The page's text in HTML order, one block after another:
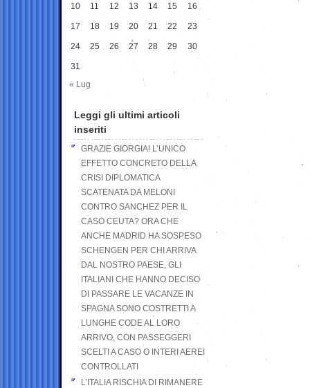
10 11 12 13 14 15 16
17 18 19 20 21 22 23
24 25 26 27 28 29 30
31
« Lug
Leggi gli ultimi articoli
inseriti
GRAZIE GIORGIA! L’UNICO
EFFETTO CONCRETO DELLA
CRISI DIPLOMATICA
SCATENATA DA MELONI
CONTRO SANCHEZ PER IL
CASO CEUTA? ORA CHE
ANCHE MADRID HA SOSPESO
SCHENGEN PER CHI ARRIVA
DAL NOSTRO PAESE, GLI
ITALIANI CHE HANNO DECISO
DI PASSARE LE VACANZE IN
SPAGNA SONO COSTRETTI A
LUNGHE CODE AL LORO
ARRIVO, CON PASSEGGERI
SCELTI A CASO O INTERI AEREI
CONTROLLATI
L’ITALIA RISCHIA DI RIMANERE